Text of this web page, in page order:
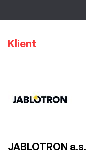
Klient
JABLOTRON a.s.